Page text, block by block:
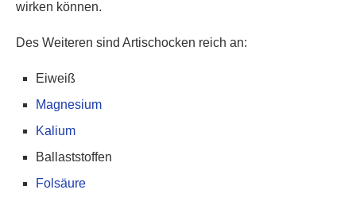
wirken können.
Des Weiteren sind Artischocken reich an:
Eiweiß
Magnesium
Kalium
Ballaststoffen
Folsäure